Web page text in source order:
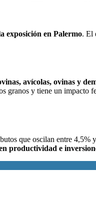
exposición en Palermo. El
avícolas, ovinas y
granos y tiene un impacto
que oscilan entre 4,5%
productividad e